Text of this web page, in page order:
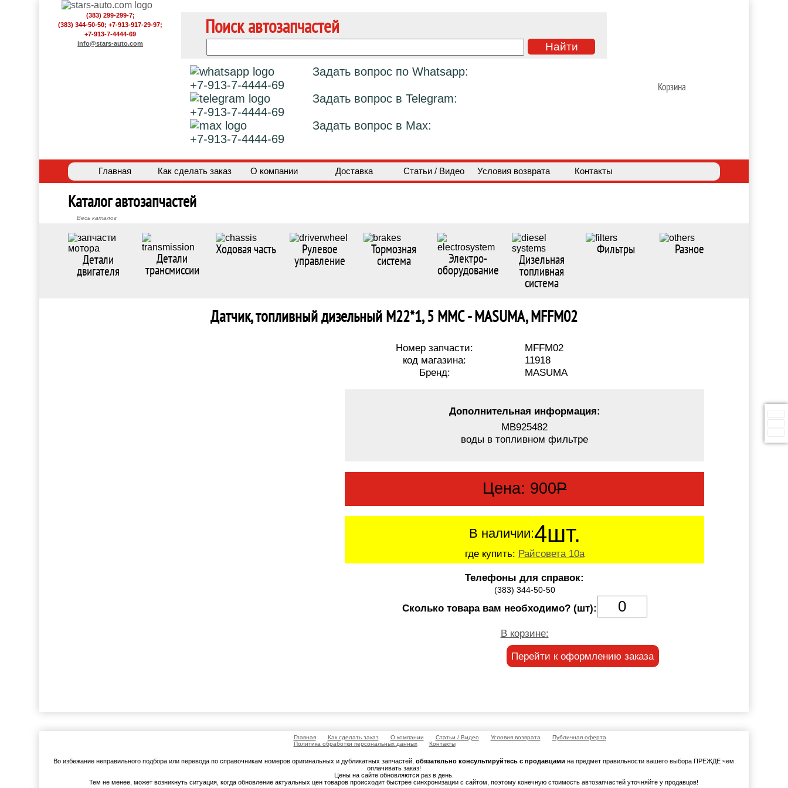
(383) 299-299-7;
(383) 344-50-50; +7-913-917-29-97;
+7-913-7-4444-69
info@stars-auto.com
Поиск автозапчастей
Задать вопрос по Whatsapp:
+7-913-7-4444-69
Задать вопрос в Telegram:
+7-913-7-4444-69
Задать вопрос в Max:
+7-913-7-4444-69
Корзина
Главная Как сделать заказ О компании Доставка Статьи / Видео Условия возврата Контакты
Каталог автозапчастей
Весь каталог
Детали
двигателя
Детали
трансмиссии
Ходовая часть Рулевое
управление
Тормозная
система Электро-
оборудование
Дизельная
топливная
система
Фильтры Разное
Датчик, топливный дизельный M22*1, 5 MMC - MASUMA, MFFM02
Номер запчасти:
MFFM02
код магазина:
11918
Бренд:
MASUMA
Дополнительная информация:
MB925482
воды в топливном фильтре
Цена: 900Р
В наличии:4шт.
где купить: Райсовета 10а
Телефоны для справок:
(383) 344-50-50
Сколько товара вам необходимо? (шт):
В корзине:
Перейти к оформлению заказа
Главная Как сделать заказ О компании Статьи / Видео Условия возврата
Публичная оферта
Политика обработки персональных данных
Контакты
Во избежание неправильного подбора или перевода по справочникам номеров оригинальных и дубликатных запчастей,обязательно консультируйтесь с продавцами на предмет правильности вашего выбора ПРЕЖДЕ чем
оплачивать заказ!
Цены на сайте обновляются раз в день.
Тем не менее, может возникнуть ситуация, когда обновление актуальных цен товаров происходит быстрее синхронизации с сайтом, поэтому конечную стоимость автозапчастей уточняйте у продавцов!